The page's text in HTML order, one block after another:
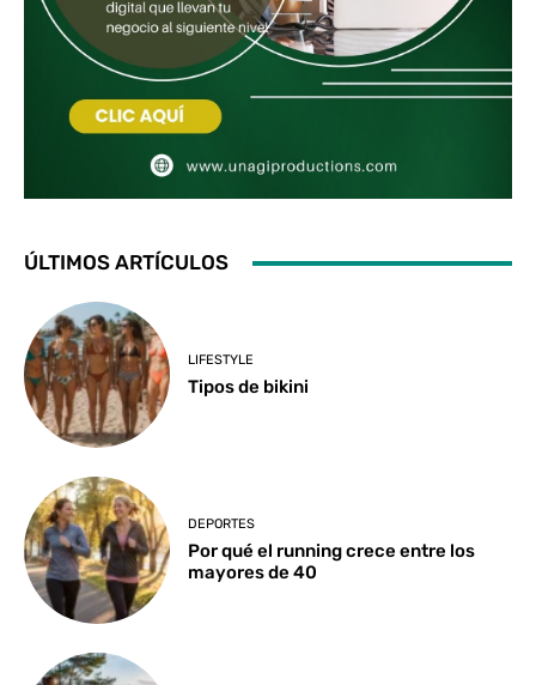
ÚLTIMOS ARTÍCULOS
LIFESTYLE
Tipos de bikini
DEPORTES
Por qué el running crece entre los
mayores de 40